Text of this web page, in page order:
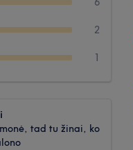
2
1
tad tu žinai, ko